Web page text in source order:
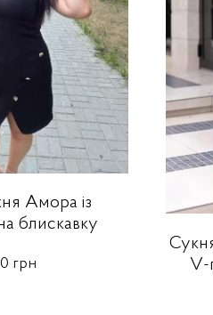
Амора із
блискавку
грн
V-